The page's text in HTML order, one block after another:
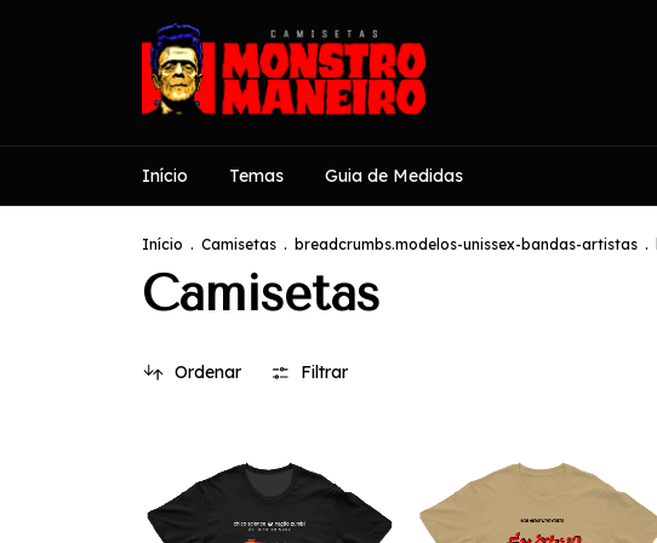
Início Temas Guia de Medidas
Início . Camisetas . breadcrumbs.modelos-unissex-bandas-artistas .
Camisetas
Ordenar Filtrar